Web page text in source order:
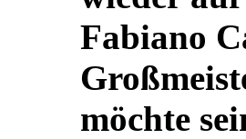
Fabiano
möchte